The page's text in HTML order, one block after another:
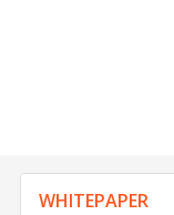
WHITEPAPER